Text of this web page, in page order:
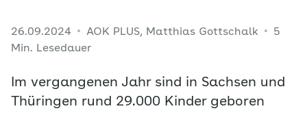
26.09.2024 AOK PLUS, Matthias Gottschalk
5
Min. Lesedauer
Im vergangenen Jahr sind in Sachsen und
Thüringen rund 29.000 Kinder geboren